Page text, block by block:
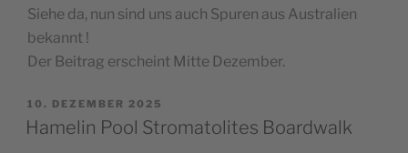
Siehe da, nun sind uns auch Spuren aus Australien
bekannt !
Der Beitrag erscheint Mitte Dezember.
VERÖFFENTLICHT
AM
10. DEZEMBER 2025
Hamelin Pool Stromatolites Boardwalk